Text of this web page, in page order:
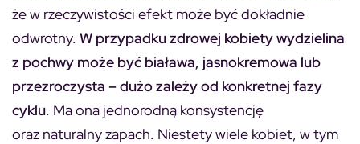
że w rzeczywistości efekt może być dokładnie
odwrotny. W przypadku zdrowej kobiety wydzielina
z pochwy może być biaława, jasnokremowa lub
przezroczysta – dużo zależy od konkretnej fazy
cyklu. Ma ona jednorodną konsystencję
oraz naturalny zapach. Niestety wiele kobiet, w tym